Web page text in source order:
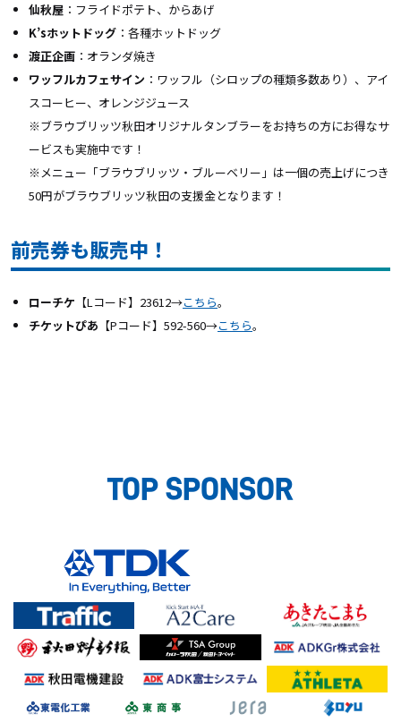
仙秋屋 ：フライドポテト、からあげ
K’sホットドッグ ：各種ホットドッグ
渡正企画 ：オランダ焼き
ワッフルカフェサイン ：ワッフル（シロップの種類多数あり）、アイ
スコーヒー、オレンジジュース
※ブラウブリッツ秋田オリジナルタンブラーをお持ちの方にお得なサ
ービスも実施中です！
※メニュー「ブラウブリッツ・ブルーベリー」は一個の売上げにつき
50円がブラウブリッツ秋田の支援金となります！
前売券も販売中！
ローチケ 【Lコード】23612→こちら。
チケットぴあ 【Pコード】592-560→こちら。
TOP SPONSOR